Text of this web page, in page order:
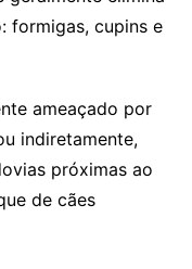
formigas, cupins e
ameaçado por
indiretamente,
próximas ao
de cães